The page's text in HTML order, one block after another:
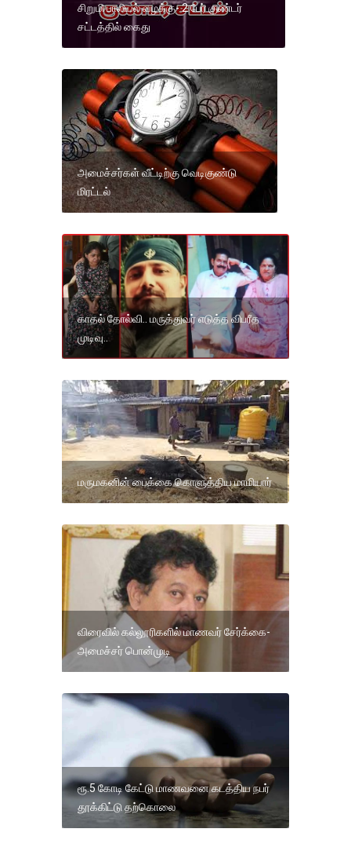
சிறுமி பாலியல் வழக்கு- 2 பேர் குண்டர்
சட்டத்தில் கைது
அமைச்சர்கள் வீட்டிற்கு வெடிகுண்டு
மிரட்டல்
காதல் தோல்வி.. மருத்துவர் எடுத்த விபரீத
முடிவு..
மருமகனின் பைக்கை கொளுத்திய மாமியார்
விரைவில் கல்லூரிகளில் மாணவர் சேர்க்கை-
அமைச்சர் பொன்முடி
ரூ.5 கோடி கேட்டு மாணவனை கடத்திய நபர்
தூக்கிட்டு தற்கொலை